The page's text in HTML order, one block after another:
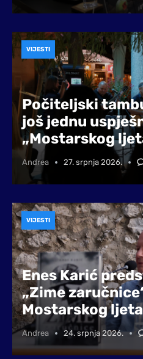
Počiteljski
još jednu
„Mostarskog
Andrea 27. srpnja 2026.
VIJESTI
Enes Karić
„Zime
Mostarskog ljeta
Andrea 24. srpnja 2026.
VIJESTI